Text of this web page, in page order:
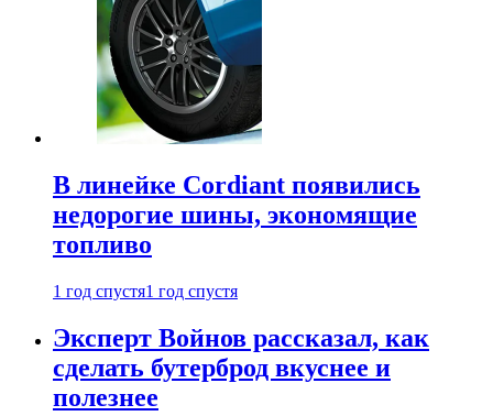
В линейке Cordiant появились
недорогие шины, экономящие
топливо
1 год спустя1 год спустя
Эксперт Войнов рассказал, как
сделать бутерброд вкуснее и
полезнее